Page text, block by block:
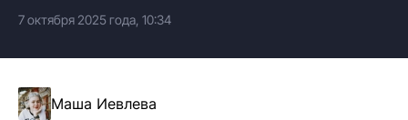
7 октября 2025 года, 10:34
Маша Иевлева